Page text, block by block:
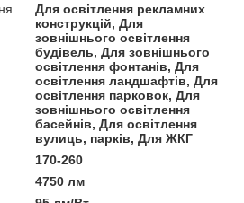
Для освітлення рекламних
конструкцій, Для
зовнішнього освітлення
будівель, Для зовнішнього
освітлення фонтанів, Для
освітлення ландшафтів, Для
освітлення парковок, Для
зовнішнього освітлення
басейнів, Для освітлення
вулиць, парків, Для ЖКГ
170-260
4750 лм